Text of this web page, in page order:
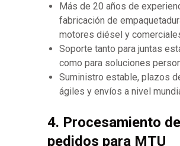
Más de 20 años de
fabricación de
motores diésel y
Soporte tanto para juntas
como para soluciones
Suministro estable, plazos
ágiles y envíos a nivel
4. Procesamiento de
pedidos para MTU